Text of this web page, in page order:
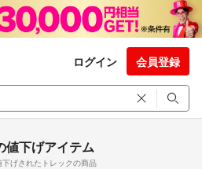
ログイン 会員登録
値下げアイテム
げされたトレックの商品